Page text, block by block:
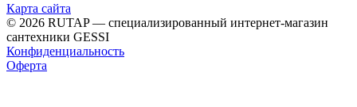
Карта сайта
© 2026 RUTAP — специализированный интернет-магазин
сантехники GESSI
Конфиденциальность
Оферта